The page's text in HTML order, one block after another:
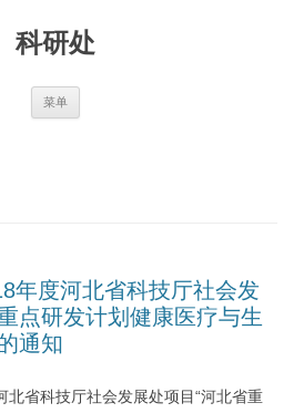
科研处
菜单
年度河北省科技厅社会发
点研发计划健康医疗与生
通知
北省科技厅社会发展处项目“河北省重